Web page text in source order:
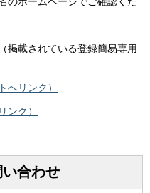
登録簡易専用
へリンク）
ンク）
合わせ